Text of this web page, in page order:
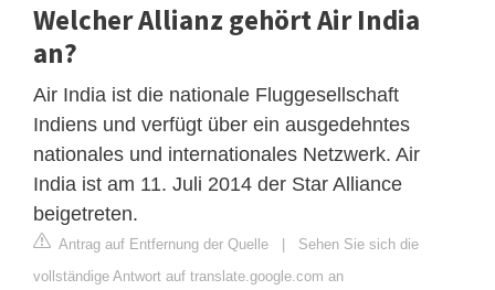
Welcher Allianz gehört Air India
an?
Air India ist die nationale Fluggesellschaft
Indiens und verfügt über ein ausgedehntes
nationales und internationales Netzwerk. Air
India ist am 11. Juli 2014 der Star Alliance
beigetreten.
Antrag auf Entfernung der Quelle | Sehen Sie sich die
vollständige Antwort auf translate.google.com an